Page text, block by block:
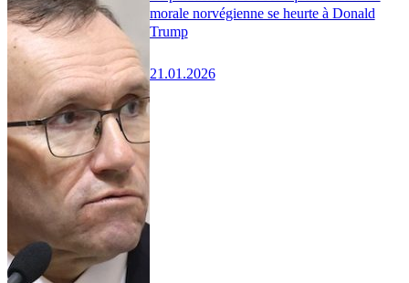
morale norvégienne se heurte à Donald
Trump
21.01.2026